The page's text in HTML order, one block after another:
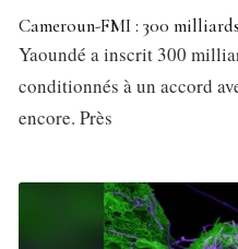
Cameroun-FMI : 300
Yaoundé a inscrit 300
conditionnés à un accord
encore. Près